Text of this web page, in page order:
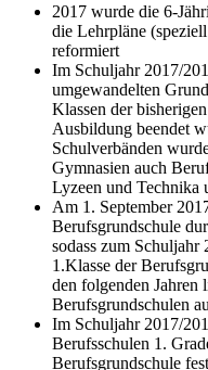
2017 wurde die 6-
die Lehrpläne
reformiert
Im Schuljahr 2017/
umgewandelten
Klassen der
Ausbildung beendet
Schulverbänden
Gymnasien auch
Lyzeen und Technika
Am 1. September
Berufsgrundschule
sodass zum
1.Klasse der
den folgenden Jahren
Berufsgrundschulen
Im Schuljahr 2017/
Berufsschulen 1.
Berufsgrundschule